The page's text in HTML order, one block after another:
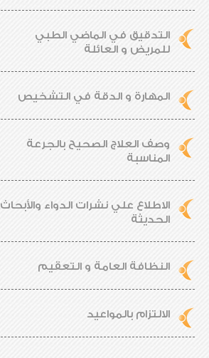
التدقيق في الماضي الطبي
للمريض و العائلة
المهارة و الدقة في التشخيص
وصف العلاج الصحيح بالجرعة
المناسبة
الاطلاع علي نشرات الدواء والأبحاث
الحديثة
النظافة العامة و التعقيم
الالتزام بالمواعيد